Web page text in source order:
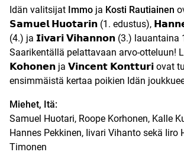
Idän valitsijat Immo ja Kosti Rautiainen
𝗦𝗮𝗺𝘂𝗲𝗹 𝗛𝘂𝗼𝘁𝗮𝗿𝗶𝗻 (1. edustus),
(4.) ja 𝗜𝗶𝘃𝗮𝗿𝗶 𝗩𝗶𝗵𝗮𝗻𝗻𝗼𝗻 (3.) lauantaina
Saarikentällä pelattavaan arvo-otteluun!
𝗞𝗼𝗵𝗼𝗻𝗲𝗻 ja 𝗩𝗶𝗻𝗰𝗲𝗻𝘁 𝗞𝗼𝗻𝘁𝘁𝘂𝗿𝗶 ovat
ensimmäistä kertaa poikien Idän
Miehet, Itä:
Samuel Huotari, Roope Korhonen, Kalle
Hannes Pekkinen, Iivari Vihanto sekä Iiro
Timonen